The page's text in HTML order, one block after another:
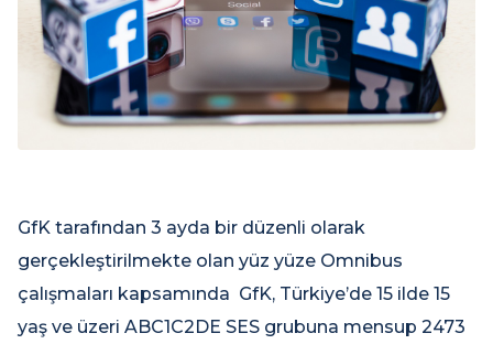
GfK tarafından 3 ayda bir düzenli olarak
gerçekleştirilmekte olan yüz yüze Omnibus
çalışmaları kapsamında GfK, Türkiye’de 15 ilde 15
yaş ve üzeri ABC1C2DE SES grubuna mensup 2473